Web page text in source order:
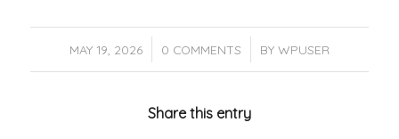
MAY 19, 2026
/ 0 COMMENTS
/ BY WPUSER
Share this entry